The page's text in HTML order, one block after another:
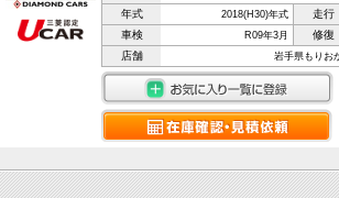
年式 2018(H30)年式 走行
車検 R09年3月 修復
店舗 岩手県もりお